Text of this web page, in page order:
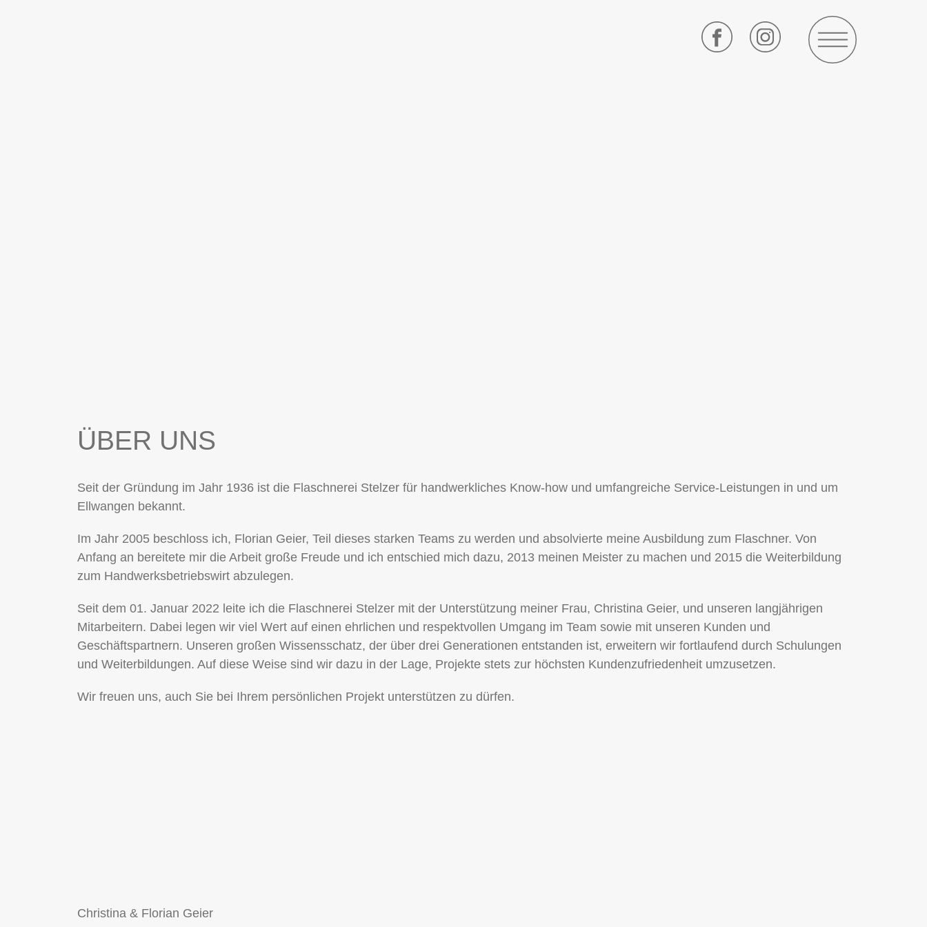
ÜBER UNS
Seit der Gründung im Jahr 1936 ist die Flaschnerei Stelzer für handwerkliches Know-how und umfangreiche Service-Leistungen in und um
Ellwangen bekannt.
Im Jahr 2005 beschloss ich, Florian Geier, Teil dieses starken Teams zu werden und absolvierte meine Ausbildung zum Flaschner. Von
Anfang an bereitete mir die Arbeit große Freude und ich entschied mich dazu, 2013 meinen Meister zu machen und 2015 die Weiterbildung
zum Handwerksbetriebswirt abzulegen.
Seit dem 01. Januar 2022 leite ich die Flaschnerei Stelzer mit der Unterstützung meiner Frau, Christina Geier, und unseren langjährigen
Mitarbeitern. Dabei legen wir viel Wert auf einen ehrlichen und respektvollen Umgang im Team sowie mit unseren Kunden und
Geschäftspartnern. Unseren großen Wissensschatz, der über drei Generationen entstanden ist, erweitern wir fortlaufend durch Schulungen
und Weiterbildungen. Auf diese Weise sind wir dazu in der Lage, Projekte stets zur höchsten Kundenzufriedenheit umzusetzen.
Wir freuen uns, auch Sie bei Ihrem persönlichen Projekt unterstützen zu dürfen.
Christina & Florian Geier